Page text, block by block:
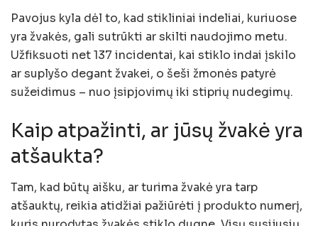
Pavojus kyla dėl to, kad stikliniai indeliai, kuriuose
yra žvakės, gali sutrūkti ar skilti naudojimo metu.
Užfiksuoti net 137 incidentai, kai stiklo indai įskilo
ar suplyšo degant žvakei, o šeši žmonės patyrė
sužeidimus – nuo įsipjovimų iki stiprių nudegimų.
Kaip atpažinti, ar jūsų žvakė yra
atšaukta?
Tam, kad būtų aišku, ar turima žvakė yra tarp
atšauktų, reikia atidžiai pažiūrėti į produkto numerį,